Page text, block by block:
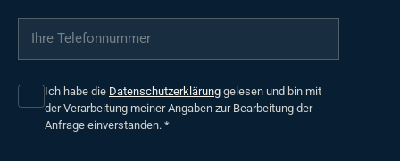
Ihre Telefonnummer
Ich habe die Datenschutzerklärung gelesen und bin mit
der Verarbeitung meiner Angaben zur Bearbeitung der
Anfrage einverstanden. *